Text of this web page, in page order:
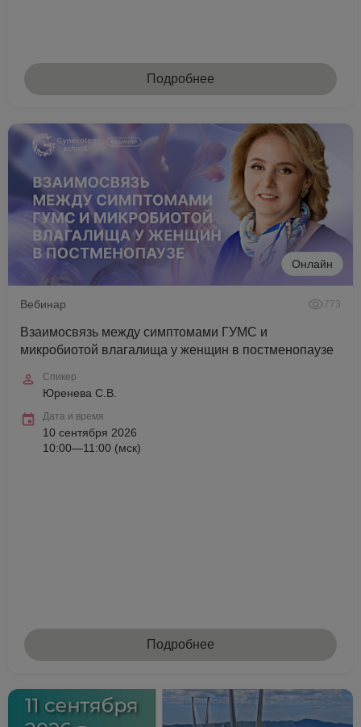
Подробнее
Онлайн
Вебинар 773
Взаимосвязь между симптомами ГУМС и
микробиотой влагалища у женщин в постменопаузе
Спикер
Юренева С.В.
Дата и время
10 сентября 2026
10:00—11:00 (мск)
Подробнее